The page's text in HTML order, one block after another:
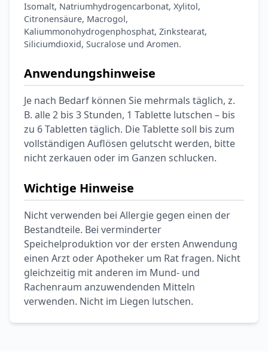
Isomalt, Natriumhydrogencarbonat, Xylitol,
Citronensäure, Macrogol,
Kaliummonohydrogenphosphat, Zinkstearat,
Siliciumdioxid, Sucralose und Aromen.
Anwendungshinweise
Je nach Bedarf können Sie mehrmals täglich, z.
B. alle 2 bis 3 Stunden, 1 Tablette lutschen – bis
zu 6 Tabletten täglich. Die Tablette soll bis zum
vollständigen Auflösen gelutscht werden, bitte
nicht zerkauen oder im Ganzen schlucken.
Wichtige Hinweise
Nicht verwenden bei Allergie gegen einen der
Bestandteile. Bei verminderter
Speichelproduktion vor der ersten Anwendung
einen Arzt oder Apotheker um Rat fragen. Nicht
gleichzeitig mit anderen im Mund- und
Rachenraum anzuwendenden Mitteln
verwenden. Nicht im Liegen lutschen.